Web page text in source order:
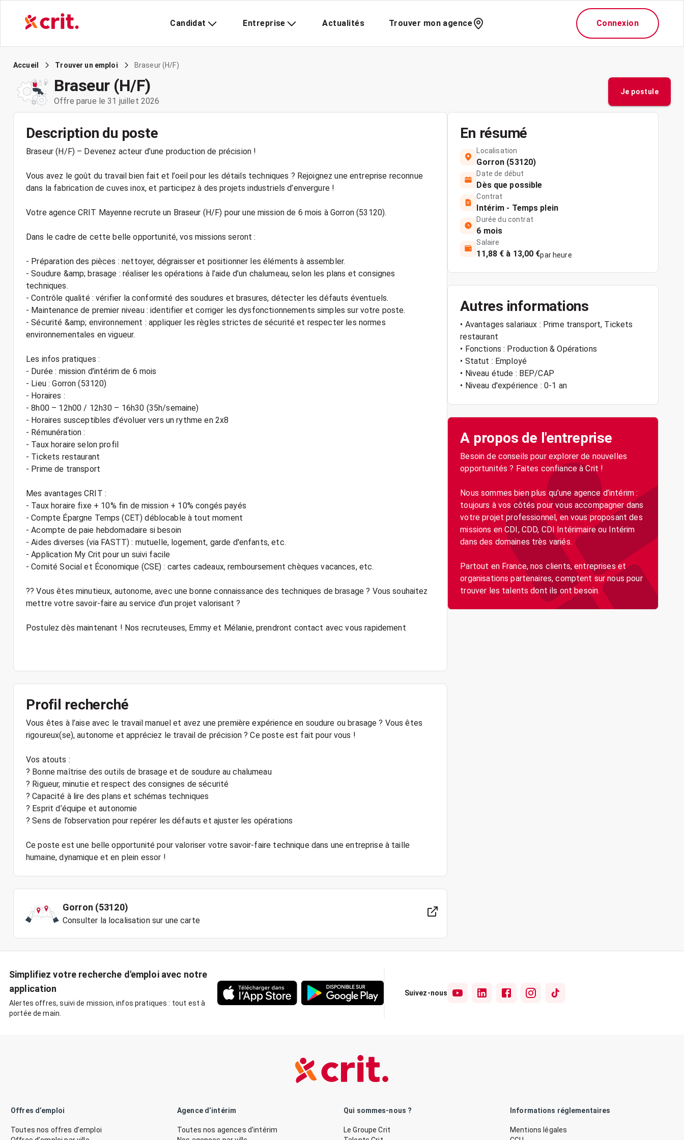
Candidat Entreprise Actualités Trouver mon agence Connexion
Accueil Trouver un emploi Braseur (H/F)
Braseur (H/F)
Offre parue le 31 juillet 2026
Je postule
Description du poste
Braseur (H/F) – Devenez acteur d’une production de précision !
Vous avez le goût du travail bien fait et l’oeil pour les détails techniques ? Rejoignez une entreprise reconnue
dans la fabrication de cuves inox, et participez à des projets industriels d’envergure !
Votre agence CRIT Mayenne recrute un Braseur (H/F) pour une mission de 6 mois à Gorron (53120).
Dans le cadre de cette belle opportunité, vos missions seront :
- Préparation des pièces : nettoyer, dégraisser et positionner les éléments à assembler.
- Soudure &amp; brasage : réaliser les opérations à l’aide d’un chalumeau, selon les plans et consignes
techniques.
- Contrôle qualité : vérifier la conformité des soudures et brasures, détecter les défauts éventuels.
- Maintenance de premier niveau : identifier et corriger les dysfonctionnements simples sur votre poste.
- Sécurité &amp; environnement : appliquer les règles strictes de sécurité et respecter les normes
environnementales en vigueur.
Les infos pratiques :
- Durée : mission d’intérim de 6 mois
- Lieu : Gorron (53120)
- Horaires :
- 8h00 – 12h00 / 12h30 – 16h30 (35h/semaine)
- Horaires susceptibles d’évoluer vers un rythme en 2x8
- Rémunération :
- Taux horaire selon profil
- Tickets restaurant
- Prime de transport
Mes avantages CRIT :
- Taux horaire fixe + 10% fin de mission + 10% congés payés
- Compte Épargne Temps (CET) déblocable à tout moment
- Acompte de paie hebdomadaire si besoin
- Aides diverses (via FASTT) : mutuelle, logement, garde d'enfants, etc.
- Application My Crit pour un suivi facile
- Comité Social et Économique (CSE) : cartes cadeaux, remboursement chèques vacances, etc.
?? Vous êtes minutieux, autonome, avec une bonne connaissance des techniques de brasage ? Vous souhaitez
mettre votre savoir-faire au service d’un projet valorisant ?
Postulez dès maintenant ! Nos recruteuses, Emmy et Mélanie, prendront contact avec vous rapidement
Profil recherché
Vous êtes à l’aise avec le travail manuel et avez une première expérience en soudure ou brasage ? Vous êtes
rigoureux(se), autonome et appréciez le travail de précision ? Ce poste est fait pour vous !
Vos atouts :
? Bonne maîtrise des outils de brasage et de soudure au chalumeau
? Rigueur, minutie et respect des consignes de sécurité
? Capacité à lire des plans et schémas techniques
? Esprit d’équipe et autonomie
? Sens de l’observation pour repérer les défauts et ajuster les opérations
Ce poste est une belle opportunité pour valoriser votre savoir-faire technique dans une entreprise à taille
humaine, dynamique et en plein essor !
Gorron (53120)
Consulter la localisation sur une carte
En résumé
Localisation
Gorron (53120)
Date de début
Dès que possible
Contrat
Intérim - Temps plein
Durée du contrat
6 mois
Salaire
11,88 € à 13,00 €par heure
Autres informations
• Avantages salariaux : Prime transport, Tickets
restaurant
• Fonctions : Production & Opérations
• Statut : Employé
• Niveau étude : BEP/CAP
• Niveau d'expérience : 0-1 an
A propos de l'entreprise
Besoin de conseils pour explorer de nouvelles
opportunités ? Faites confiance à Crit !
Nous sommes bien plus qu’une agence d’intérim :
toujours à vos côtés pour vous accompagner dans
votre projet professionnel, en vous proposant des
missions en CDI, CDD, CDI Intérimaire ou Intérim
dans des domaines très variés.
Partout en France, nos clients, entreprises et
organisations partenaires, comptent sur nous pour
trouver les talents dont ils ont besoin.
Simplifiez votre recherche d'emploi avec notre
application
Alertes offres, suivi de mission, infos pratiques : tout est à
portée de main.
Suivez-nous
Offres d’emploi
Toutes nos offres d’emploi
Agence d’intérim
Toutes nos agences d’intérim
Qui sommes-nous ?
Le Groupe Crit
Informations réglementaires
Mentions légales